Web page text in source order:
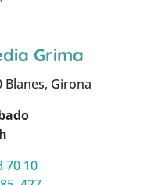
Grima
Blanes, Girona
70 10